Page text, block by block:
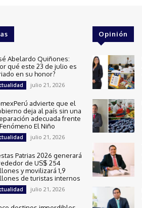
Abelardo Quiñones:
qué este 23 de julio es
en su honor?
julio 21, 2026
advierte que el
deja al país sin una
adecuada frente
El Niño
julio 21, 2026
Patrias 2026 generará
de US$ 254
y movilizará 1,9
de turistas internos
julio 21, 2026
Opinión